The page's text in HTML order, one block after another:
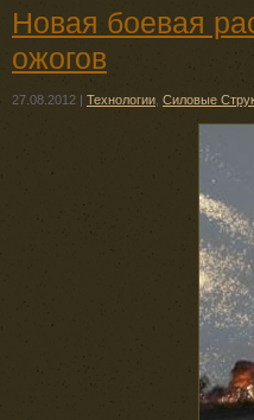
Новая боевая
ожогов
27.08.2012 | Технологии Силовые